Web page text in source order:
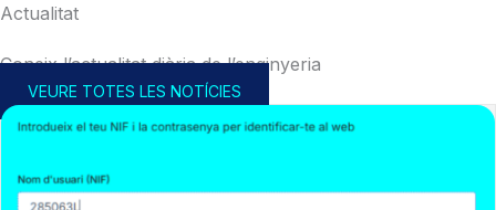
Actualitat
Coneix l’actualitat diària de l’enginyeria
VEURE TOTES LES NOTÍCIES